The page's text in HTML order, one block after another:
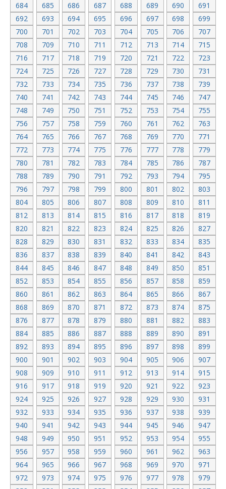
684
685 686 687 688 689 690
691
692
693 694 695 696 697 698
699
700
701 702 703 704 705 706
707
708
709 710 711 712 713 714
715
716
717 718 719 720 721 722
723
724
725 726 727 728 729 730
731
732
733 734 735 736 737 738
739
740
741 742 743 744 745 746
747
748
749 750 751 752 753 754
755
756
757 758 759 760 761 762
763
764
765 766 767 768 769 770
771
772
773 774 775 776 777 778
779
780
781 782 783 784 785 786
787
788
789 790 791 792 793 794
795
796
797 798 799 800 801 802
803
804
805 806 807 808 809 810
811
812
813 814 815 816 817 818
819
820
821 822 823 824 825 826
827
828
829 830 831 832 833 834
835
836
837 838 839 840 841 842
843
844
845 846 847 848 849 850
851
852
853 854 855 856 857 858
859
860
861 862 863 864 865 866
867
868
869 870 871 872 873 874
875
876
877 878 879 880 881 882
883
884
885 886 887 888 889 890
891
892
893 894 895 896 897 898
899
900
901 902 903 904 905 906
907
908
909 910 911 912 913 914
915
916
917 918 919 920 921 922
923
924
925 926 927 928 929 930
931
932
933 934 935 936 937 938
939
940
941 942 943 944 945 946
947
948
949 950 951 952 953 954
955
956
957 958 959 960 961 962
963
964
965 966 967 968 969 970
971
972
973 974 975 976 977 978
979